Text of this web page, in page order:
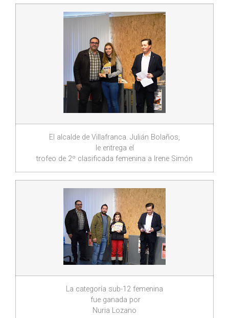
El alcalde de Villafranca. Julián Bolaños,
le entrega el
trofeo de 2º clasificada femenina a Irene Simón
La categoría sub-12 femenina
fue ganada por
Nuria Lozano